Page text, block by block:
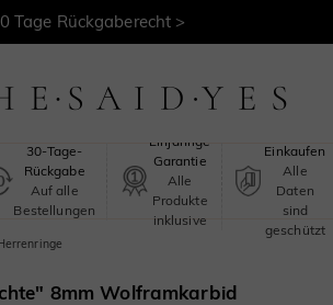
Tage Rückgaberecht >
30-Tage-
Rückgabe
Auf alle
Bestellungen
Einjährige
Garantie
Alle
Produkte
inklusive
Einkaufen
Alle
Daten
sind
geschützt
8mm Wolframkarbid